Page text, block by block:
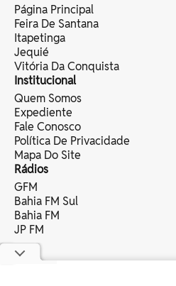
Página Principal
Feira De Santana
Itapetinga
Jequié
Vitória Da Conquista
Institucional
Quem Somos
Expediente
Fale Conosco
Política De Privacidade
Mapa Do Site
Rádios
GFM
Bahia FM Sul
Bahia FM
JP FM